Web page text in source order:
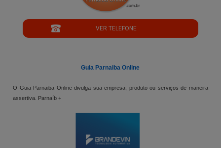
VER TELEFONE
Guia Parnaiba Online
O Guia Parnaiba Online divulga sua empresa, produto ou serviços de maneira
assertiva. Parnaíb +